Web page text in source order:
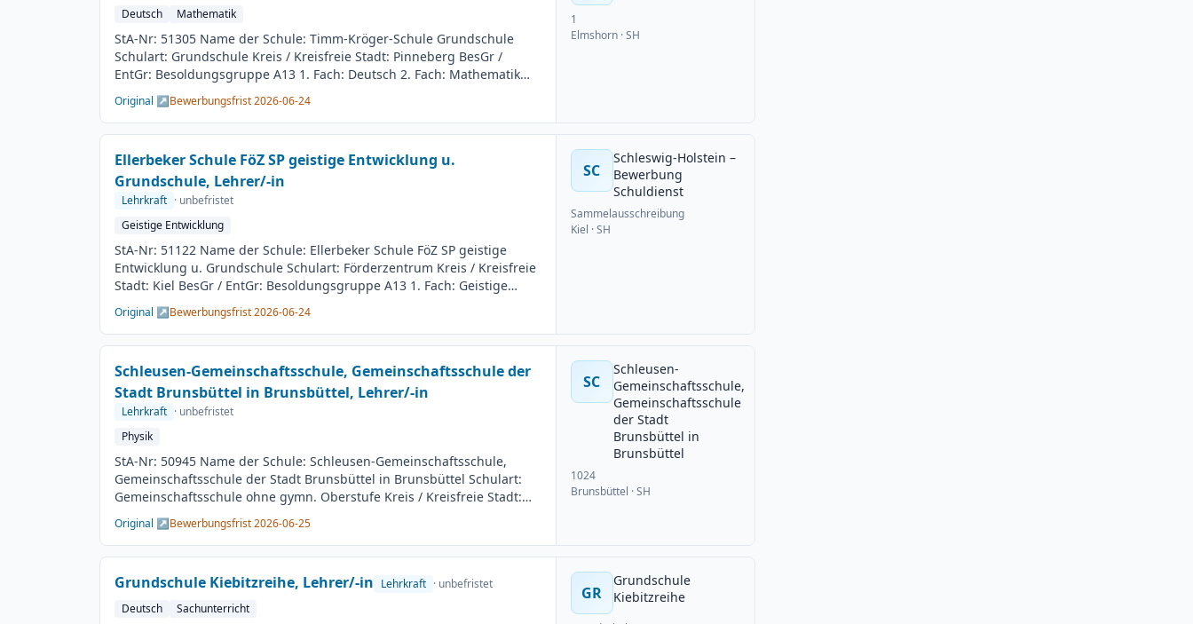
Deutsch
Mathematik
StA-Nr: 51305 Name der Schule: Timm-Kröger-Schule Grundschule
Schulart: Grundschule Kreis / Kreisfreie Stadt: Pinneberg BesGr /
EntGr: Besoldungsgruppe A13 1. Fach: Deutsch 2. Fach: Mathematik
Beschäftigungsdauer: Unbefristet Arbeitsumfang: Teilzeit möglich
Besetzungstermin: 01.08.2026 Bewerbungsschluss: 24.06.2026
Veröffentlichung: 09.06.2026
Original ↗Bewerbungsfrist 2026-06-24
1
Elmshorn · SH
Ellerbeker Schule FöZ SP geistige Entwicklung u.
Grundschule, Lehrer/-in
Lehrkraft · unbefristet
Geistige Entwicklung
StA-Nr: 51122 Name der Schule: Ellerbeker Schule FöZ SP geistige
Entwicklung u. Grundschule Schulart: Förderzentrum Kreis / Kreisfreie
Stadt: Kiel BesGr / EntGr: Besoldungsgruppe A13 1. Fach: Geistige
Entwicklung 2. Fach: beliebig Beschäftigungsdauer: Unbefristet
Arbeitsumfang: Teilzeit möglich Besetzungstermin: 01.08.2026
Bewerbungsschluss: 24.06.2026 Veröffentlichung: 09.06.2026
Original ↗Bewerbungsfrist 2026-06-24
SC
Schleswig-Holstein –
Bewerbung
Schuldienst
Sammelausschreibung
Kiel · SH
Schleusen-Gemeinschaftsschule, Gemeinschaftsschule der
Stadt Brunsbüttel in Brunsbüttel, Lehrer/-in
Lehrkraft · unbefristet
Physik
StA-Nr: 50945 Name der Schule: Schleusen-Gemeinschaftsschule,
Gemeinschaftsschule der Stadt Brunsbüttel in Brunsbüttel Schulart:
Gemeinschaftsschule ohne gymn. Oberstufe Kreis / Kreisfreie Stadt:
Dithmarschen BesGr / EntGr: Besoldungsgruppe A13 1. Fach: Physik 2.
Fach: beliebig 3. Fach: beliebig Beschäftigungsdauer: Unbefristet
Arbeitsumfang: Teilzeit möglich Besetzungstermin: 01.08.2026
Original ↗Bewerbungsfrist 2026-06-25
SC
Schleusen-
Gemeinschaftsschule,
Gemeinschaftsschule
der Stadt
Brunsbüttel in
Brunsbüttel
1024
Brunsbüttel · SH
Grundschule Kiebitzreihe, Lehrer/-in Lehrkraft · unbefristet
Deutsch
Sachunterricht
GR
Grundschule
Kiebitzreihe